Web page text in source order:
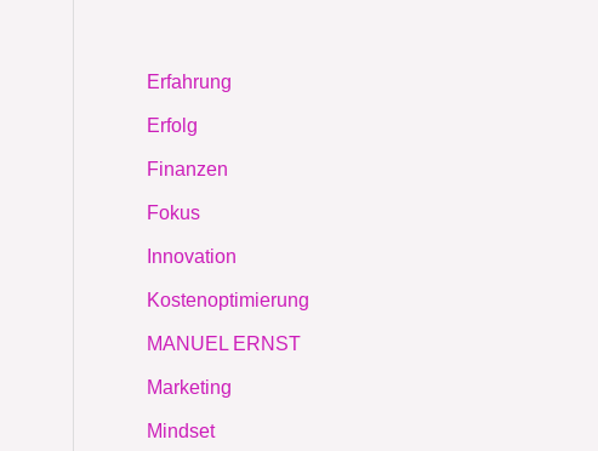
Erfahrung
Erfolg
Finanzen
Fokus
Innovation
Kostenoptimierung
MANUEL ERNST
Marketing
Mindset